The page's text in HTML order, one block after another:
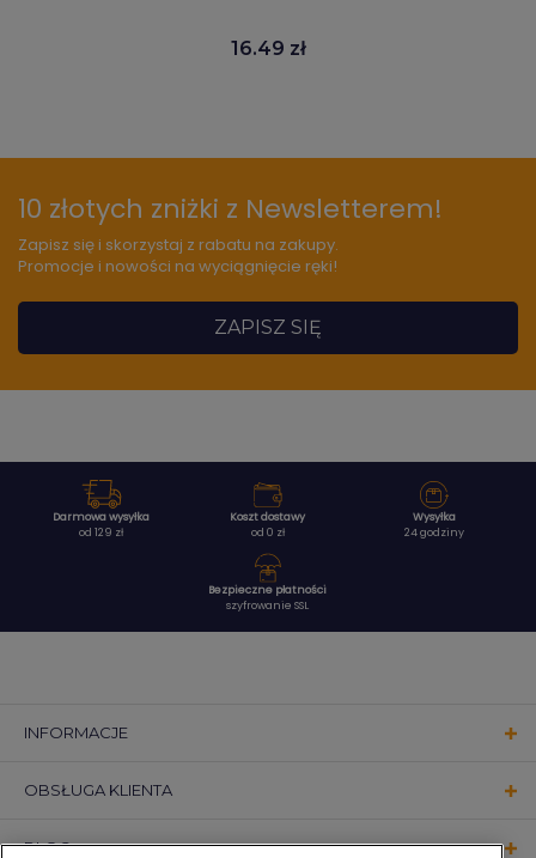
16.49 zł
10 złotych zniżki z Newsletterem!
Zapisz się i skorzystaj z rabatu na zakupy.
Promocje i nowości na wyciągnięcie ręki!
ZAPISZ SIĘ
Darmowa wysyłka
od 129 zł
Koszt dostawy
od 0 zł
Wysyłka
24 godziny
Bezpieczne płatności
szyfrowanie SSL
INFORMACJE
OBSŁUGA KLIENTA
BLOG